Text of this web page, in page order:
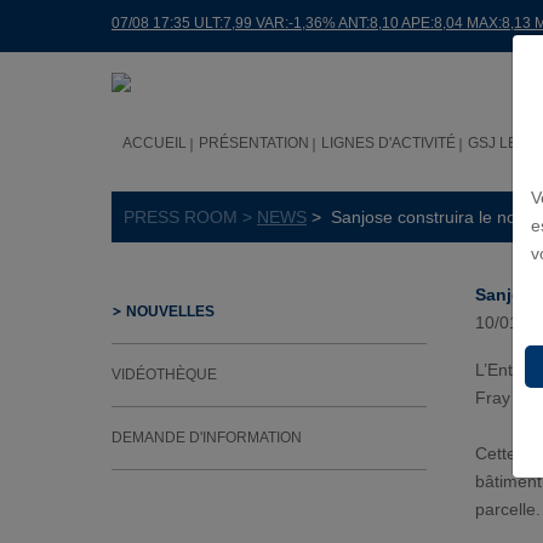
07/08 17:35 ULT:7,99 VAR:-1,36% ANT:8,10 APE:8,04 MAX:8,13
ACCUEIL PRÉSENTATION LIGNES D'ACTIVITÉ GSJ LE
PRESS ROOM > NEWS > Sanjose construira le
NOUVELLES
VIDÉOTHÈQUE
DEMANDE D'INFORMATION
10/01/
L’Ente
Fray
Cette